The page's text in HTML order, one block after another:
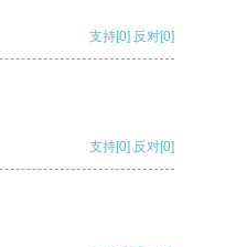
支持[0] 反对[0]
支持[0] 反对[0]